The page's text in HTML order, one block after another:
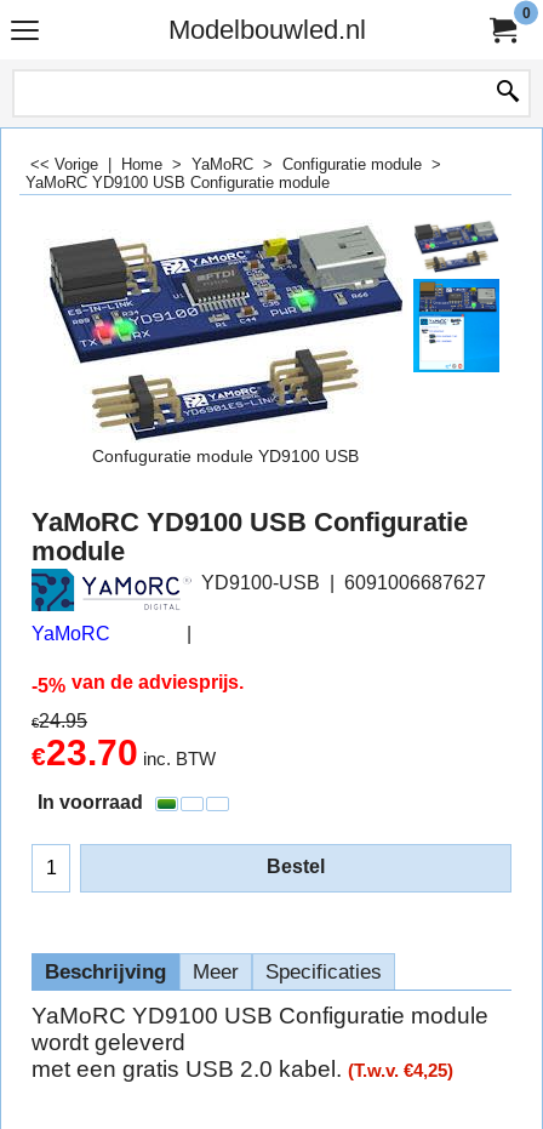
Modelbouwled.nl
0
<< Vorige Home > YaMoRC > Configuratie module >
YaMoRC YD9100 USB Configuratie module
Confuguratie module YD9100 USB
YaMoRC YD9100 USB Configuratie
module
YaMoRC
YD9100-USB 6091006687627
-5% van de adviesprijs.
€24.95
€23.70 inc. BTW
In voorraad
Bestel
Beschrijving Meer Specificaties
YaMoRC YD9100 USB Configuratie module
wordt geleverd
met een gratis USB 2.0 kabel. (T.w.v. €4,25)